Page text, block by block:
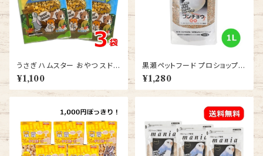
うさぎ ハムスター おやつ スドー
サクサク王国 コーン 20ｇ 3袋
送料無料
¥1,100
黒瀬ペットフード プロショップ専
用 マニア（mania） 文鳥 1L
¥1,280